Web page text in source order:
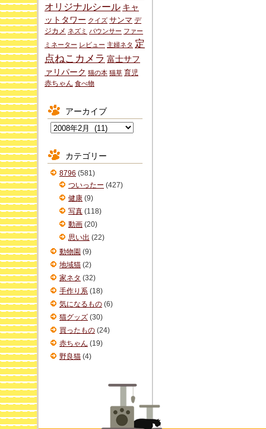
オリジナルシール キャ
ットタワー クイズ サンマ デ
ジカメ ネズミ バウンサー ファー
ミネーター レビュー 主婦ネタ 定
点ねこカメラ 富士サフ
ァリパーク 猫の本 猫草 育児
赤ちゃん 食べ物
アーカイブ
イ
ブ
カテゴリー
8796 (581)
ついったー (427)
健康 (9)
写真 (118)
動画 (20)
思い出 (22)
動物園 (9)
地域猫 (2)
家ネタ (32)
手作り系 (18)
気になるもの (6)
猫グッズ (30)
買ったもの (24)
赤ちゃん (19)
野良猫 (4)